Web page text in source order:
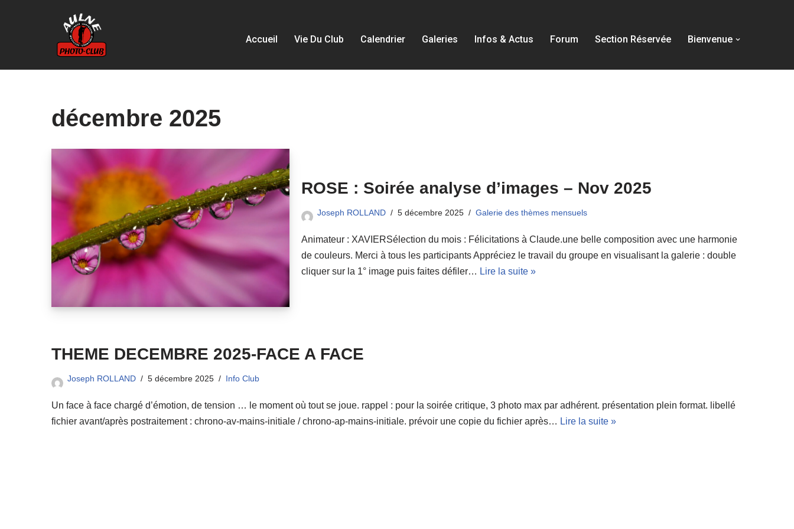
Accueil Vie Du Club Calendrier Galeries Infos & Actus Forum Section Réservée Bienvenue
décembre 2025
ROSE : Soirée analyse d’images – Nov 2025
Joseph ROLLAND 5 décembre 2025 Galerie des thèmes mensuels
Animateur : XAVIERSélection du mois : Félicitations à Claude.une belle composition avec une harmonie
de couleurs. Merci à tous les participants Appréciez le travail du groupe en visualisant la galerie : double
cliquer sur la 1° image puis faites défiler… Lire la suite »
THEME DECEMBRE 2025-FACE A FACE
Joseph ROLLAND 5 décembre 2025 Info Club
Un face à face chargé d’émotion, de tension … le moment où tout se joue. rappel : pour la soirée critique, 3 photo max par adhérent. présentation plein format. libellé
fichier avant/après postraitement : chrono-av-mains-initiale / chrono-ap-mains-initiale. prévoir une copie du fichier après… Lire la suite »